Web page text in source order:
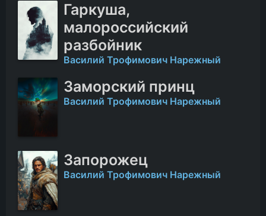
Гаркуша,
малороссийский
разбойник
Василий Трофимович Нарежный
Заморский принц
Василий Трофимович Нарежный
Запорожец
Василий Трофимович Нарежный